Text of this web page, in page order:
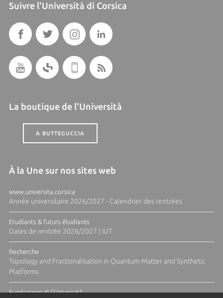
Suivre l'Università di Corsica
La boutique de l'Università
A BUTTEGUCCIA
À la Une sur nos sites web
www.universita.corsica
Année universitaire 2026/2027 - Calendrier des rentrées
Etudiants & futurs étudiants
Dates de rentrée 2026/2027 | IUT
Recherche
Topology and Fractionalisation in Quantum Matter and Synthetic
Platforms
Fundazione di l'Università